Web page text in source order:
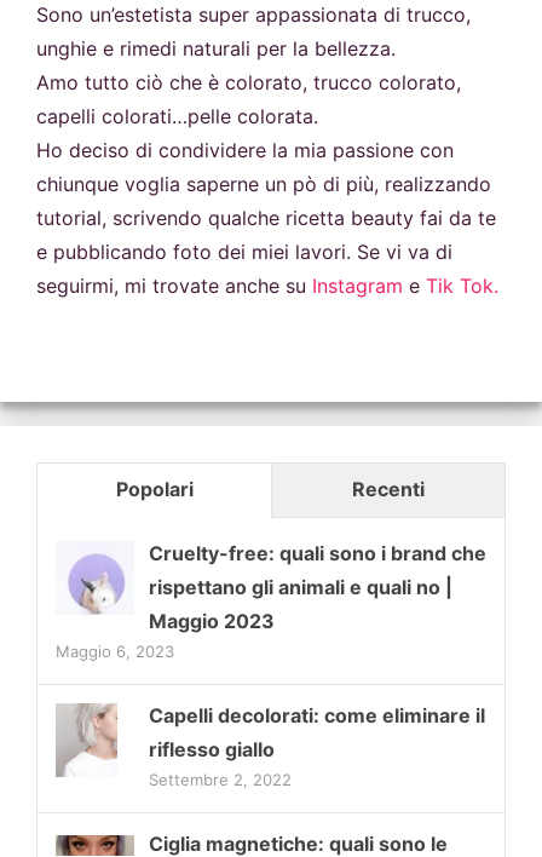
Sono un’estetista super appassionata di trucco,
unghie e rimedi naturali per la bellezza.
Amo tutto ciò che è colorato, trucco colorato,
capelli colorati…pelle colorata.
Ho deciso di condividere la mia passione con
chiunque voglia saperne un pò di più, realizzando
tutorial, scrivendo qualche ricetta beauty fai da te
e pubblicando foto dei miei lavori. Se vi va di
seguirmi, mi trovate anche su Instagram e Tik Tok.
Popolari Recenti
Cruelty-free: quali sono i brand che
rispettano gli animali e quali no |
Maggio 2023
Maggio 6, 2023
Capelli decolorati: come eliminare il
riflesso giallo
Settembre 2, 2022
Ciglia magnetiche: quali sono le